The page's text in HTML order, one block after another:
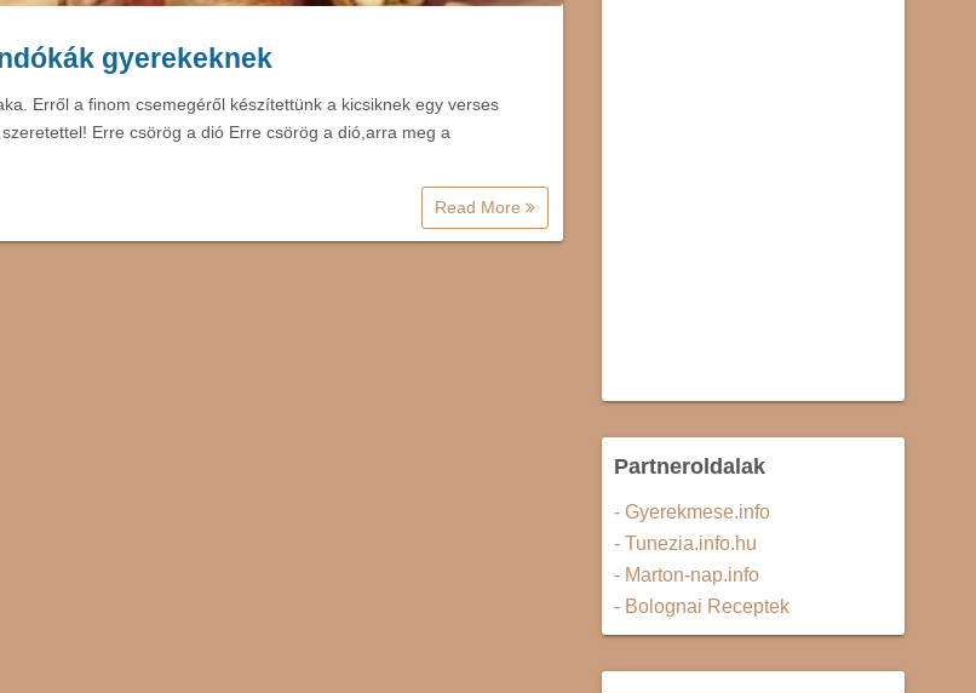
gyerekeknek
Erről a finom csemegéről készítettünk a kicsiknek egy verses
Erre csörög a dió Erre csörög a dió,arra meg a
Read More
Partneroldalak
- Gyerekmese.info
- Tunezia.info.hu
- Marton-nap.info
- Bolognai Receptek